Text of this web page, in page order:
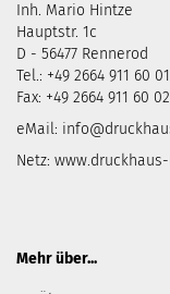
Inh. Mario Hintze
Hauptstr. 1c
D - 56477 Rennerod
Tel.: +49 2664 911 60 01
Fax: +49 2664 911 60 02
eMail:
Netz:
Mehr über...